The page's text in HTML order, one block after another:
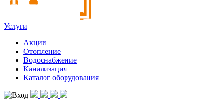
Услуги
Акции
Отопление
Водоснабжение
Канализация
Каталог оборудования